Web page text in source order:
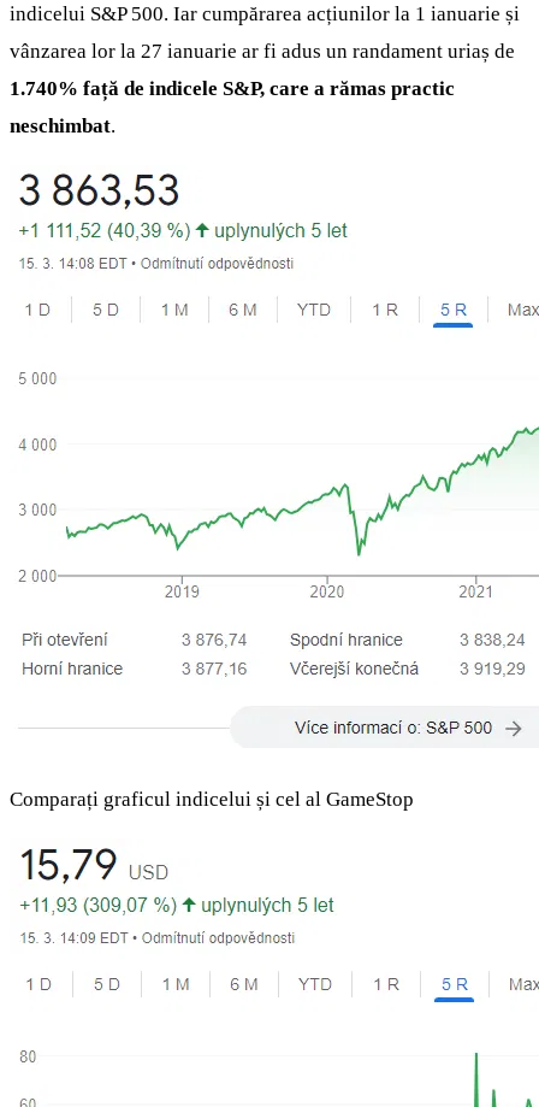
indicelui S&P 500. Iar cumpărarea acțiunilor la 1 ianuarie și
vânzarea lor la 27 ianuarie ar fi adus un randament uriaș de
1.740% față de indicele S&P, care a rămas practic
neschimbat.
Comparați graficul indicelui și cel al GameStop